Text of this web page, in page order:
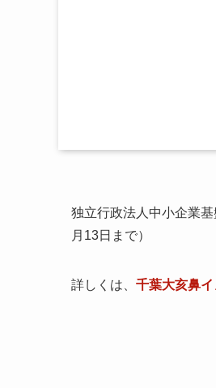
独立行政法人中小企業
月13日まで）
詳しくは、 千葉大亥鼻